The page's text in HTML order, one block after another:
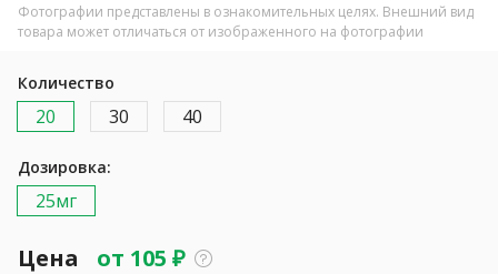
Фотографии представлены в ознакомительных целях. Внешний вид
товара может отличаться от изображенного на фотографии
Количество
20 30 40
Дозировка:
25мг
Цена от 105 ₽